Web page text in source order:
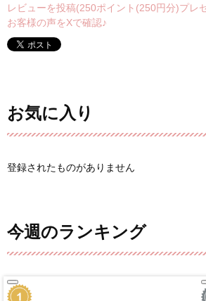
レビューを投稿(250ポイント(250円分)プレ
お客様の声をXで確認♪
お気に入り
登録されたものがありません
今週のランキング